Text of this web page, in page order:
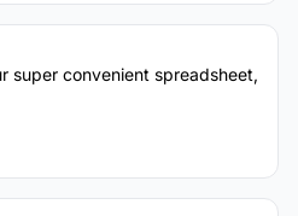
super convenient spreadsheet,